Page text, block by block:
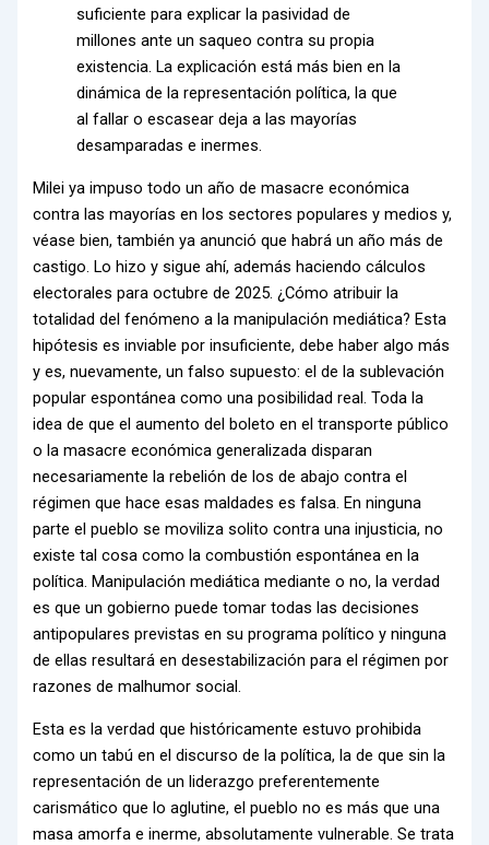
suficiente para explicar la pasividad de
millones ante un saqueo contra su propia
existencia. La explicación está más bien en la
dinámica de la representación política, la que
al fallar o escasear deja a las mayorías
desamparadas e inermes.
Milei ya impuso todo un año de masacre económica
contra las mayorías en los sectores populares y medios y,
véase bien, también ya anunció que habrá un año más de
castigo. Lo hizo y sigue ahí, además haciendo cálculos
electorales para octubre de 2025. ¿Cómo atribuir la
totalidad del fenómeno a la manipulación mediática? Esta
hipótesis es inviable por insuficiente, debe haber algo más
y es, nuevamente, un falso supuesto: el de la sublevación
popular espontánea como una posibilidad real. Toda la
idea de que el aumento del boleto en el transporte público
o la masacre económica generalizada disparan
necesariamente la rebelión de los de abajo contra el
régimen que hace esas maldades es falsa. En ninguna
parte el pueblo se moviliza solito contra una injusticia, no
existe tal cosa como la combustión espontánea en la
política. Manipulación mediática mediante o no, la verdad
es que un gobierno puede tomar todas las decisiones
antipopulares previstas en su programa político y ninguna
de ellas resultará en desestabilización para el régimen por
razones de malhumor social.
Esta es la verdad que históricamente estuvo prohibida
como un tabú en el discurso de la política, la de que sin la
representación de un liderazgo preferentemente
carismático que lo aglutine, el pueblo no es más que una
masa amorfa e inerme, absolutamente vulnerable. Se trata